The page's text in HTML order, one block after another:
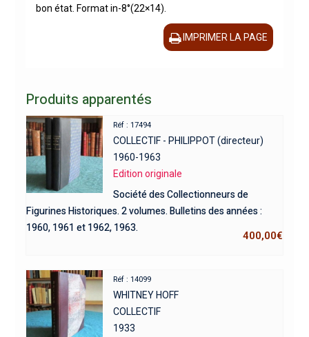
bon état. Format in-8°(22×14).
IMPRIMER LA PAGE
Produits apparentés
Réf : 17494
COLLECTIF - PHILIPPOT (directeur)
1960-1963
Edition originale
Société des Collectionneurs de
Figurines Historiques. 2 volumes. Bulletins des années :
1960, 1961 et 1962, 1963.
400,00€
Réf : 14099
WHITNEY HOFF
COLLECTIF
1933